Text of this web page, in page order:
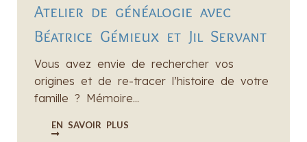
Atelier de généalogie avec
Béatrice Gémieux et Jil Servant
Vous avez envie de rechercher vos
origines et de re-tracer l’histoire de votre
famille ? Mémoire...
EN SAVOIR PLUS